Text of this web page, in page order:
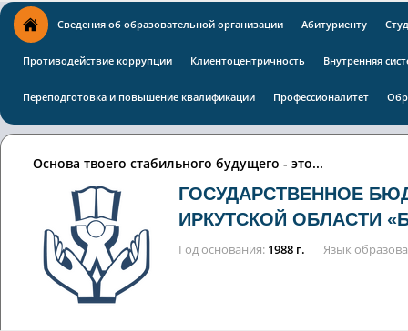
Сведения об образовательной организации Абитуриенту
Противодействие коррупции Клиентоцентричность Внутренняя
Переподготовка и повышение квалификации Профессионалитет
Основа твоего стабильного будущего - это...
ГОСУДАРСТВЕННОЕ
ИРКУТСКОЙ ОБЛАСТИ
Год основания 1988 г. Язык